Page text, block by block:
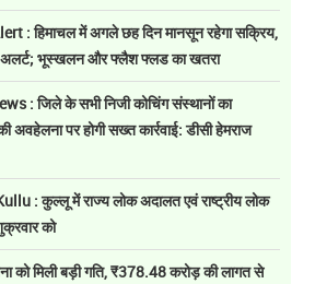
: हिमाचल में अगले छह दिन मानसून रहेगा सक्रिय,
अलर्ट; भूस्खलन और फ्लैश फ्लड का खतरा
: जिले के सभी निजी कोचिंग संस्थानों का
अवहेलना पर होगी सख्त कार्रवाई: डीसी हेमराज
: कुल्लू में राज्य लोक अदालत एवं राष्ट्रीय लोक
को
को मिली बड़ी गति, ₹378.48 करोड़ की लागत से